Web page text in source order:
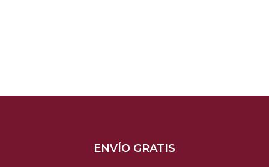
ENVÍO GRATIS